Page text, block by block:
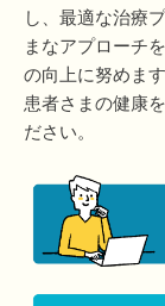
し、最適な治療
まなアプローチ
の向上に努めま
患者さまの健康
ださい。